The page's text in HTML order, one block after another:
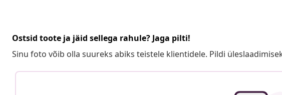
Ostsid toote ja jäid sellega rahule? Jaga pilti!
Sinu foto võib olla suureks abiks teistele klientidele. Pildi